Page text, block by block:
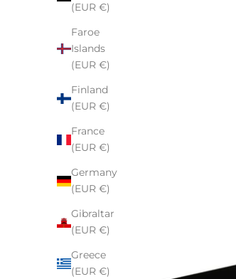
(EUR €)
Faroe
Islands
(EUR €)
Finland
(EUR €)
France
(EUR €)
Germany
(EUR €)
Gibraltar
(EUR €)
Greece
(EUR €)